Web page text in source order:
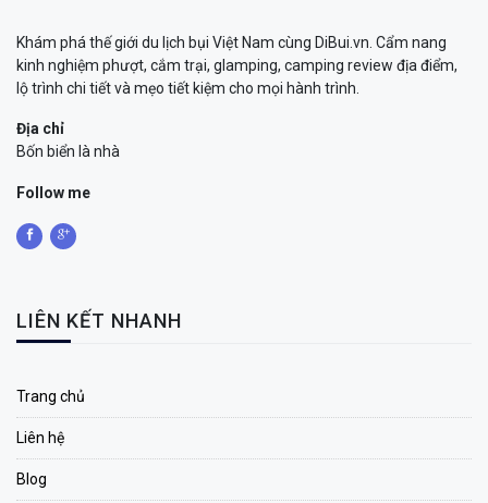
Khám phá thế giới du lịch bụi Việt Nam cùng DiBui.vn. Cẩm nang
kinh nghiệm phượt, cắm trại, glamping, camping review địa điểm,
lộ trình chi tiết và mẹo tiết kiệm cho mọi hành trình.
Địa chỉ
Bốn biển là nhà
Follow me
LIÊN KẾT NHANH
Trang chủ
Liên hệ
Blog